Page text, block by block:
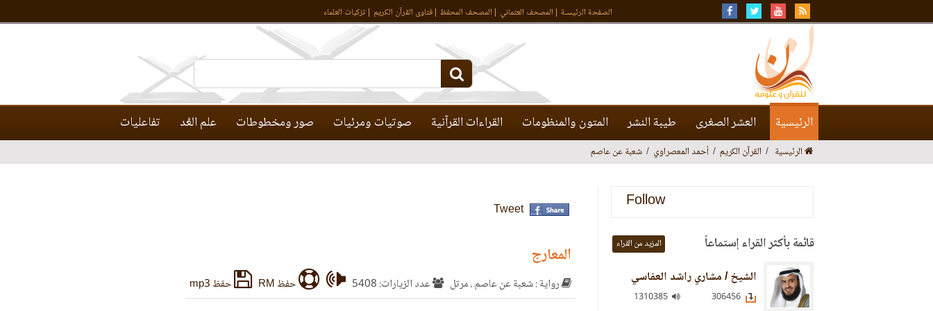
الصفحة الرئيسـة المصحف العثماني المصحف المحفظ فتاوى القرآن الكريم تزكيات العلماء
الرئيسية العشر الصغرى طيبة النشر المتون والمنظومات القراءات القرآنية صوتيات ومرئيات صور ومخطوطات علم العَّد تفاعليات
الرئيسية القرآن الكريم أحمد المعصراوي شعبة عن عاصم
Tweet
المعارج
رواية : شعبة عن عاصم ، مرتل عدد الزيارات: 5408 حفظ RM حفظ mp3
Follow
قائمة بأكثر القراء إستماعاً المزيد من القراء
الشيخ / مشاري راشد العفاسي